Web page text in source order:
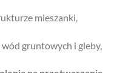
mieszanki,
gruntowych i gleby,